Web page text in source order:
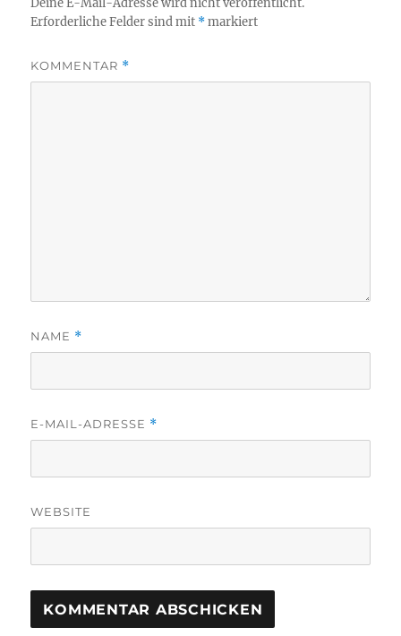
Deine E-Mail-Adresse wird nicht veröffentlicht.
Erforderliche Felder sind mit *markiert
KOMMENTAR *
NAME *
E-MAIL-ADRESSE *
WEBSITE